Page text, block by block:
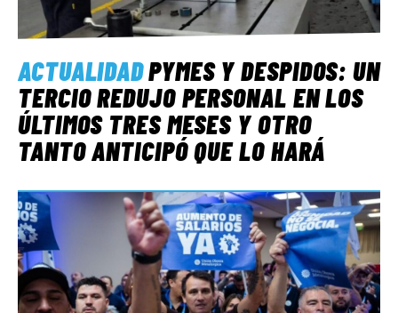
ACTUALIDADPYMES Y DESPIDOS: UN
TERCIO REDUJO PERSONAL EN LOS
ÚLTIMOS TRES MESES Y OTRO
TANTO ANTICIPÓ QUE LO HARÁ